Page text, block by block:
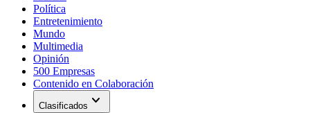
Política
Entretenimiento
Mundo
Multimedia
Opinión
500 Empresas
Contenido en Colaboración
Clasificados expand_more